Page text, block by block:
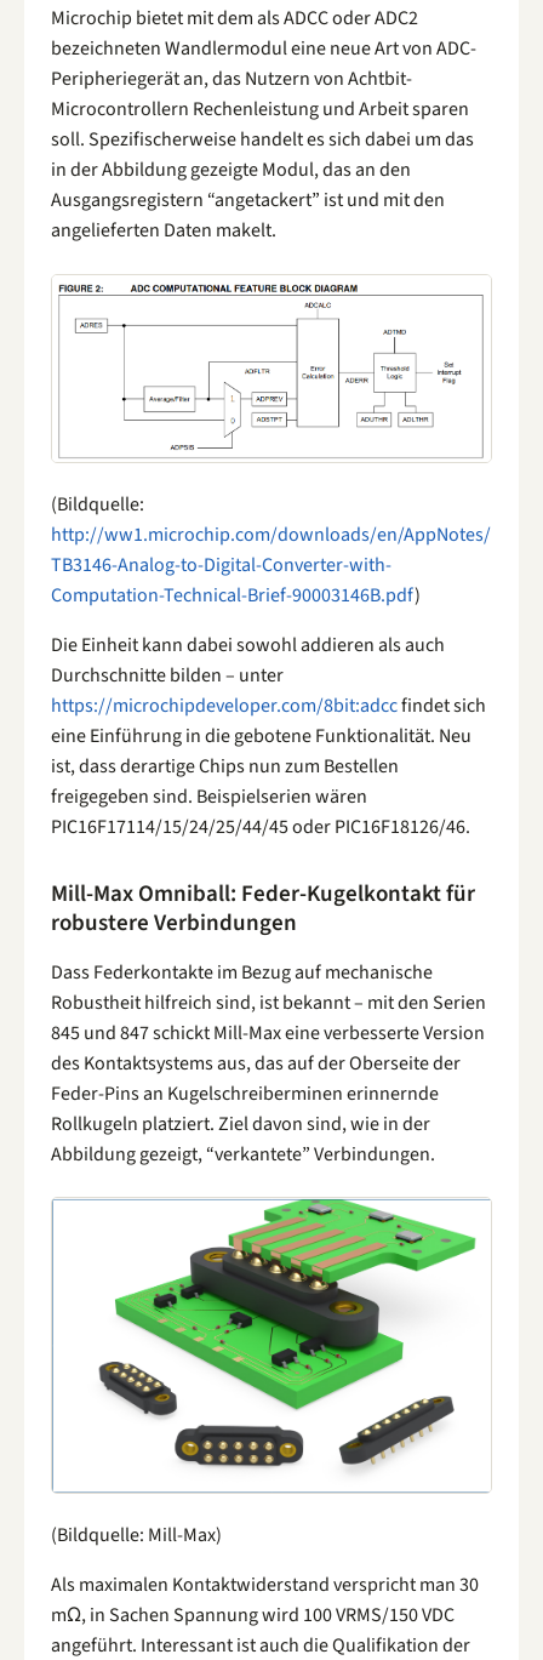
Microchip bietet mit dem als ADCC oder ADC2
bezeichneten Wandlermodul eine neue Art von ADC-
Peripheriegerät an, das Nutzern von Achtbit-
Microcontrollern Rechenleistung und Arbeit sparen
soll. Spezifischerweise handelt es sich dabei um das
in der Abbildung gezeigte Modul, das an den
Ausgangsregistern “angetackert” ist und mit den
angelieferten Daten makelt.
(Bildquelle:
http://ww1.microchip.com/downloads/en/AppNotes/
TB3146-Analog-to-Digital-Converter-with-
Computation-Technical-Brief-90003146B.pdf)
Die Einheit kann dabei sowohl addieren als auch
Durchschnitte bilden – unter
https://microchipdeveloper.com/8bit:adccfindet sich
eine Einführung in die gebotene Funktionalität. Neu
ist, dass derartige Chips nun zum Bestellen
freigegeben sind. Beispielserien wären
PIC16F17114/15/24/25/44/45 oder PIC16F18126/46.
Mill-Max Omniball: Feder-Kugelkontakt für
robustere Verbindungen
Dass Federkontakte im Bezug auf mechanische
Robustheit hilfreich sind, ist bekannt – mit den Serien
845 und 847 schickt Mill-Max eine verbesserte Version
des Kontaktsystems aus, das auf der Oberseite der
Feder-Pins an Kugelschreiberminen erinnernde
Rollkugeln platziert. Ziel davon sind, wie in der
Abbildung gezeigt, “verkantete” Verbindungen.
(Bildquelle: Mill-Max)
Als maximalen Kontaktwiderstand verspricht man 30
mΩ, in Sachen Spannung wird 100 VRMS/150 VDC
angeführt. Interessant ist auch die Qualifikation der